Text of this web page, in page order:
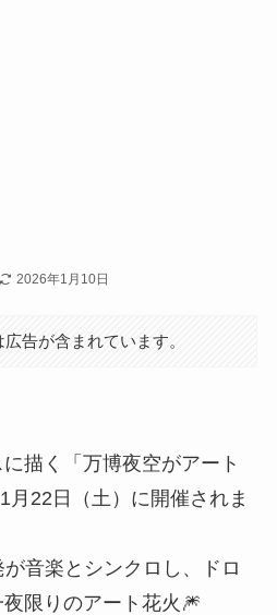
2026年1月10日
告が含まれています。
描く「万博夜空がアート
月22日（土）に開催されま
音楽とシンクロし、ドロ
限りのアート花火🎆